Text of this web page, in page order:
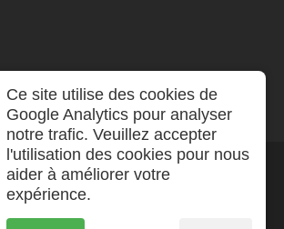
Ce site utilise des cookies de
Google Analytics pour analyser
notre trafic. Veuillez accepter
l'utilisation des cookies pour nous
aider à améliorer votre
expérience.